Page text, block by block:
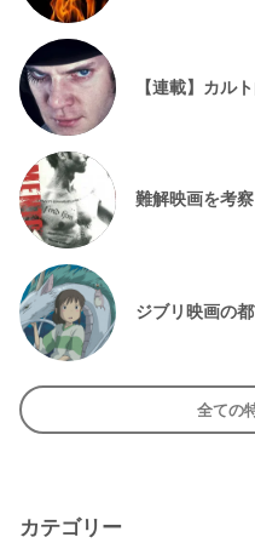
【連載】カル
難解映画を考
ジブリ映画の
全ての
カテゴリー